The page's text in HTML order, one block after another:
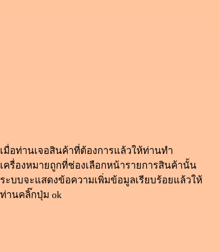
เมื่อท่านเจอสินค้าที่ต้องการแล้วให้ท่านทำ
เครื่องหมายถูกที่ช่องเลือกหน้ารายการสินค้านั้น
ระบบจะแสดงข้อความเพิ่มข้อมูลเรียบร้อยแล้วให้
ท่านคลิ๊กปุ่ม ok